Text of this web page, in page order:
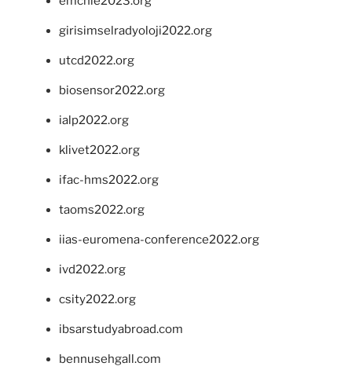
girisimselradyoloji2022.org
utcd2022.org
biosensor2022.org
ialp2022.org
klivet2022.org
ifac-hms2022.org
taoms2022.org
iias-euromena-conference2022.org
ivd2022.org
csity2022.org
ibsarstudyabroad.com
bennusehgall.com